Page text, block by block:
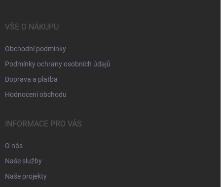
VŠE O NÁKUPU
Obchodní podmínky
Podmínky ochrany osobních údajů
Doprava a platba
Hodnocení obchodu
INFORMACE PRO VÁS
O nás
Naše služby
Naše projekty